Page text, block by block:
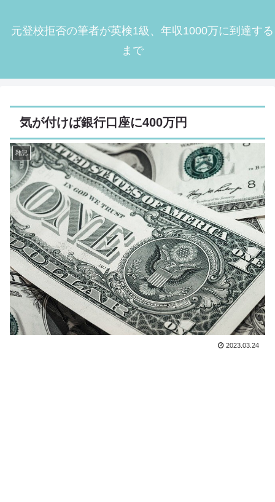
元登校拒否の筆者が英検1級、年収1000万に到達する
まで
気が付けば銀行口座に400万円
雑記
2023.03.24